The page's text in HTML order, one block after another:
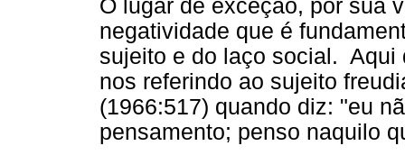
O lugar de exceção, por sua
negatividade que é
sujeito e do laço social. Aqui
nos referindo ao sujeito
(1966:517) quando diz: "eu
pensamento; penso naquilo